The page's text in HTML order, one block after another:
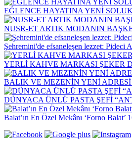
EĞLENCE HAYATINA YENİ
NUSR-ET ARTIK MODANIN
Şehremini'de efsaneleşen lezzet: Pideci
YERLİ KAHVE MARKASI ŞEKER
BALIK VE MEZENİN YENİ ADRESİ
DÜNYACA ÜNLÜ PASTA ŞEFİ
Balat’ın En Özel Mekânı ‘Forno Balat’